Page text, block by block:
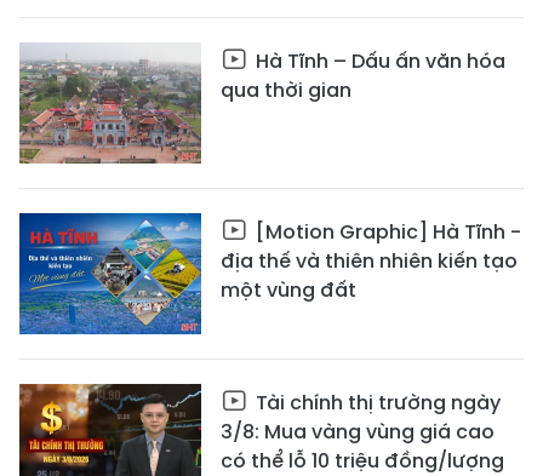
Hà Tĩnh – Dấu ấn văn hóa
qua thời gian
[Motion Graphic] Hà Tĩnh -
địa thế và thiên nhiên kiến tạo
một vùng đất
Tài chính thị trường ngày
3/8: Mua vàng vùng giá cao
có thể lỗ 10 triệu đồng/lượng